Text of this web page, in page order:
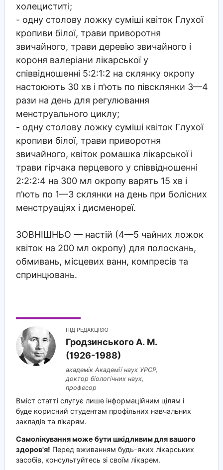
холециститі;
- одну столову ложку суміші квіток Глухої
кропиви білої, трави приворотня
звичайного, трави деревію звичайного і
короня валеріани лікарської у
співвідношенні 5:2:1:2 на склянку окропу
настоюють 30 хв і п'ють по півсклянки 3—4
рази на день для регулювання
менструального циклу;
- одну столову ложку суміші квіток Глухої
кропиви білої, трави приворотня
звичайного, квіток ромашка лікарської і
трави гірчака перцевого у співвідношенні
2:2:2:4 на 300 мл окропу варять 15 хв і
п'ють по 1—3 склянки на день при болісних
менструаціях і дисменореї.
ЗОВНІШНЬО — настій (4—5 чайних ложок
квіток на 200 мл окропу) для полоскань,
обмивань, місцевих ванн, компресів та
спринцювань.
Вміст статті слугує лише інформаційним цілям і
буде корисний студентам профільних навчальних
закладів та лікарям.
Самолікування може бути шкідливим для вашого
здоров'я! Перед вживанням будь-яких лікарських
засобів, консультуйтесь зі своїм лікарем.
ПІД РЕДАКЦІЄЮ
Гродзинського A. M.
(1926-1988)
академік Академії наук УРСР,
доктор біологічних наук,
професор